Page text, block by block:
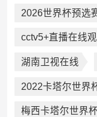
2026世界杯预选
cctv5+直播在线
湖南卫视在线
2022卡塔尔世界
梅西卡塔尔世界杯